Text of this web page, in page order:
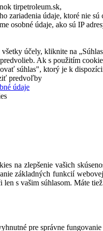
tirpetroleum.sk,
zariadenia údaje, ktoré nie
osobné údaje, ako sú IP
účely, kliknite na
Ak s použitím
súhlas", ktorý je k
predvoľby
údaje
na zlepšenie vašich
základných funkcií
len s vašim súhlasom. Máte
pre správne